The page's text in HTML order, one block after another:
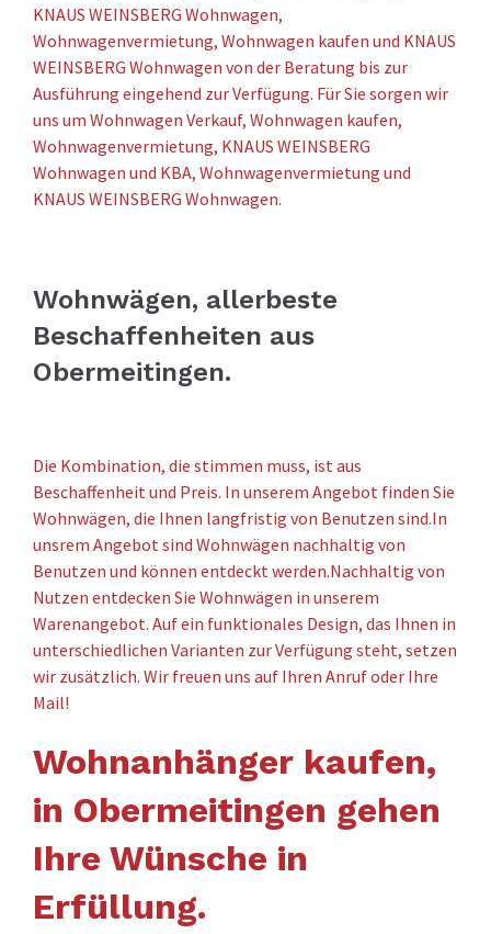
KNAUS WEINSBERG Wohnwagen,
Wohnwagenvermietung, Wohnwagen kaufen und KNAUS
WEINSBERG Wohnwagen von der Beratung bis zur
Ausführung eingehend zur Verfügung. Für Sie sorgen wir
uns um Wohnwagen Verkauf, Wohnwagen kaufen,
Wohnwagenvermietung, KNAUS WEINSBERG
Wohnwagen und KBA, Wohnwagenvermietung und
KNAUS WEINSBERG Wohnwagen.
Wohnwägen, allerbeste
Beschaffenheiten aus
Obermeitingen.
Die Kombination, die stimmen muss, ist aus
Beschaffenheit und Preis. In unserem Angebot finden Sie
Wohnwägen, die Ihnen langfristig von Benutzen sind.In
unsrem Angebot sind Wohnwägen nachhaltig von
Benutzen und können entdeckt werden.Nachhaltig von
Nutzen entdecken Sie Wohnwägen in unserem
Warenangebot. Auf ein funktionales Design, das Ihnen in
unterschiedlichen Varianten zur Verfügung steht, setzen
wir zusätzlich. Wir freuen uns auf Ihren Anruf oder Ihre
Mail!
Wohnanhänger kaufen,
in Obermeitingen gehen
Ihre Wünsche in
Erfüllung.